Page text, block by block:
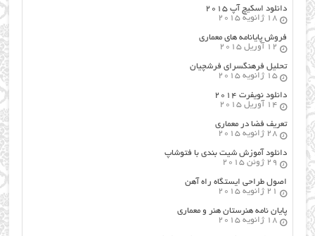
دانلود اسکیچ آپ ۲۰۱۵
18 ژانویه 2015
فروش پایانامه های معماری
12 آوریل 2015
تحلیل فرهنگسرای فرشچیان
15 ژانویه 2015
دانلود نویفرت ۲۰۱۴
14 آوریل 2015
تعریف فضا در معماری
28 ژانویه 2015
دانلود آموزش شیت بندی با فتوشاپ
29 ژوئن 2015
اصول طراحي ایستگاه راه آهن
21 ژانویه 2015
پایان نامه هنرستان هنر و معماري
18 ژانویه 2015